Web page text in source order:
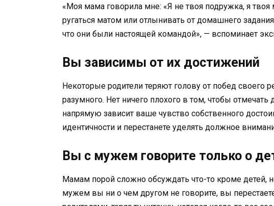
«Моя мама говорила мне: «Я не твоя подружка, я твоя
ругаться матом или отлынивать от домашнего
что они были настоящей командой», — вспоминает
Вы зависимы от их достижений
Некоторые родители теряют голову от побед своего
разумного. Нет ничего плохого в том, чтобы отмечать
напрямую зависит ваше чувство собственного
идентичности и перестанете уделять должное
Вы с мужем говорите только о
Мамам порой сложно обсуждать что-то кроме детей,
мужем вы ни о чем другом не говорите, вы